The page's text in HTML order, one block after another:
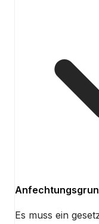
Es muss ein